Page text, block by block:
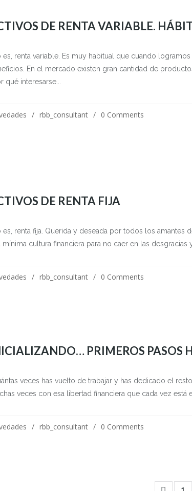
DE RENTA VARIABLE.
es, renta variable. Es muy habitual que cuando
En el mercado existen gran cantidad de
qué interesarse...
rbb_consultant 0 Comments
DE RENTA FIJA
es, renta fija. Querida y deseada por todos los
mínima cultura financiera para no caer en las
rbb_consultant 0 Comments
PRIMEROS PASOS
veces has vuelto de trabajar y has dedicado el
veces con esa libertad financiera que cada vez está
rbb_consultant 0 Comments